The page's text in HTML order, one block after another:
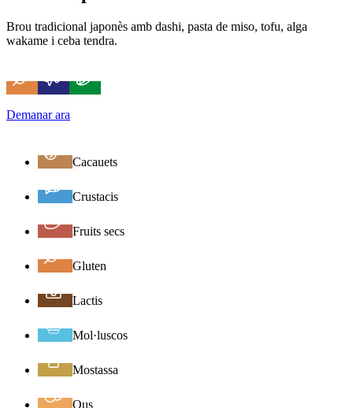
Brou tradicional japonès amb dashi, pasta de miso, tofu, alga
wakame i ceba tendra.
Demanar ara
Cacauets
Crustacis
Fruits secs
Gluten
Lactis
Mol·luscos
Mostassa
Ous